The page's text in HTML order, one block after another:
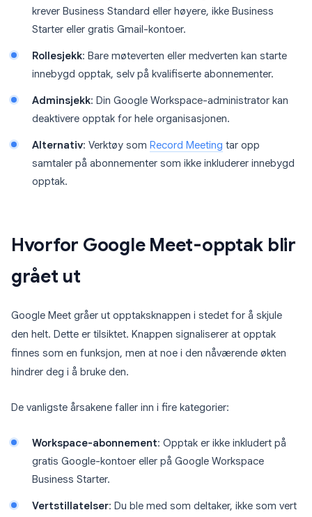
krever Business Standard eller høyere, ikke Business
Starter eller gratis Gmail-kontoer.
Rollesjekk: Bare møteverten eller medverten kan starte
innebygd opptak, selv på kvalifiserte abonnementer.
Adminsjekk: Din Google Workspace-administrator kan
deaktivere opptak for hele organisasjonen.
Alternativ: Verktøy som Record Meeting tar opp
samtaler på abonnementer som ikke inkluderer innebygd
opptak.
Hvorfor Google Meet-opptak blir
grået ut
Google Meet gråer ut opptaksknappen i stedet for å skjule
den helt. Dette er tilsiktet. Knappen signaliserer at opptak
finnes som en funksjon, men at noe i den nåværende økten
hindrer deg i å bruke den.
De vanligste årsakene faller inn i fire kategorier:
Workspace-abonnement: Opptak er ikke inkludert på
gratis Google-kontoer eller på Google Workspace
Business Starter.
Vertstillatelser: Du ble med som deltaker, ikke som vert